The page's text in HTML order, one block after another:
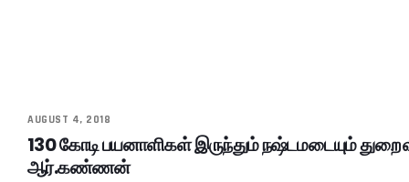
AUGUST 4, 2018
130 கோடி பயனாளிகள் இருந்தும் நஷ்டமடையும் துறை
ஆர்.கண்ணன்